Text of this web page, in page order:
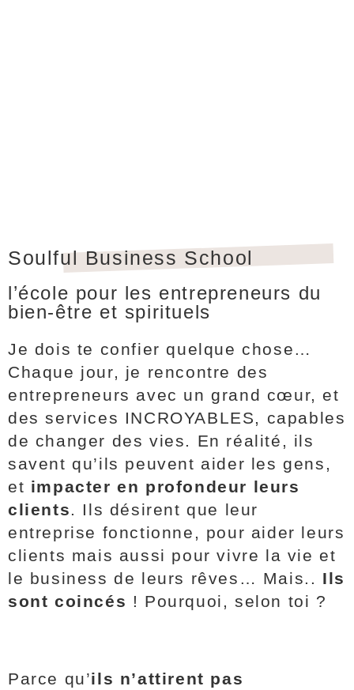
Soulful Business School
l’école pour les entrepreneurs du
bien-être et spirituels
Je dois te confier quelque chose…
Chaque jour, je rencontre des
entrepreneurs avec un grand cœur, et
des services INCROYABLES, capables
de changer des vies. En réalité, ils
savent qu’ils peuvent aider les gens,
et impacter en profondeur leurs
clients. Ils désirent que leur
entreprise fonctionne, pour aider leurs
clients mais aussi pour vivre la vie et
le business de leurs rêves… Mais.. Ils
sont coincés ! Pourquoi, selon toi ?
Parce qu’ils n’attirent pas